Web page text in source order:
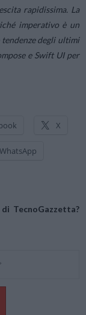
rapidissima. La
imperativo è un
degli ultimi
e Swift UI per
X
WhatsApp
TecnoGazzetta?